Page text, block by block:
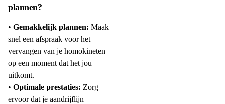
plannen?
• Gemakkelijk plannen: Maak
snel een afspraak voor het
vervangen van je homokineten
op een moment dat het jou
uitkomt.
• Optimale prestaties: Zorg
ervoor dat je aandrijflijn